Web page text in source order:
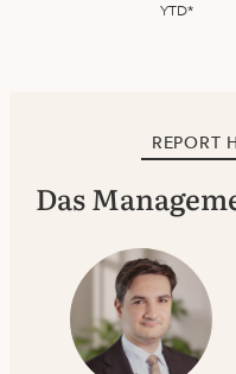
YTD*
REPORT
Das